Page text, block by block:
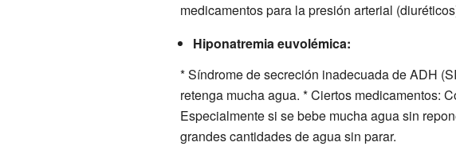
medicamentos para la presión arterial
Hiponatremia euvolémica:
* Síndrome de secreción inadecuada de ADH
retenga mucha agua. * Ciertos medicamentos:
Especialmente si se bebe mucha agua sin
grandes cantidades de agua sin parar.